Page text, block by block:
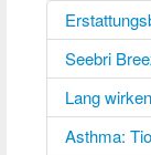
Seebri
Lang
Asthma: